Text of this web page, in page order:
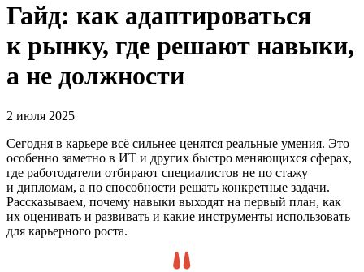
Гайд: как адаптироваться
к рынку, где решают навыки,
а не должности
2 июля 2025
Сегодня в карьере всё сильнее ценятся реальные умения. Это
особенно заметно в ИТ и других быстро меняющихся сферах,
где работодатели отбирают специалистов не по стажу
и дипломам, а по способности решать конкретные задачи.
Рассказываем, почему навыки выходят на первый план, как
их оценивать и развивать и какие инструменты использовать
для карьерного роста.